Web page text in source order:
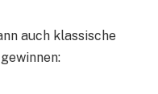
auch klassische